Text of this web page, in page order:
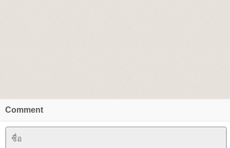
Comment